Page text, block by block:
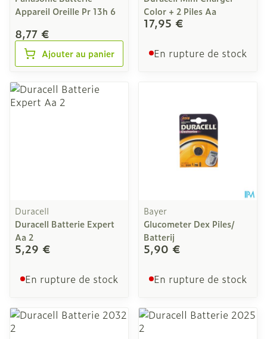
Appareil Oreille Pr 13h 6
8,77 €
Ajouter au panier
Color + 2 Piles Aa
17,95 €
En rupture de stock
Duracell
Duracell Batterie Expert
Aa 2
5,29 €
En rupture de stock
Bayer
Glucometer Dex Piles/
Batterij
5,90 €
En rupture de stock